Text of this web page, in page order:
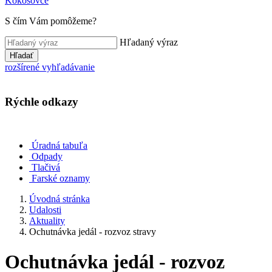
S čím Vám pomôžeme?
Hľadaný výraz
Hľadať
rozšírené vyhľadávanie
Rýchle odkazy
Úradná tabuľa
Odpady
Tlačivá
Farské oznamy
Úvodná stránka
Udalosti
Aktuality
Ochutnávka jedál - rozvoz stravy
Ochutnávka jedál - rozvoz